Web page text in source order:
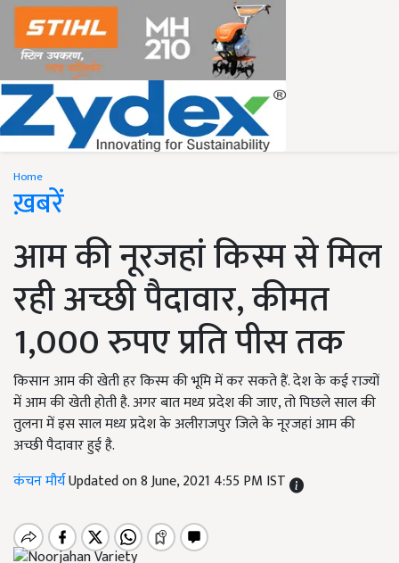
Home
ख़बरें
आम की नूरजहां किस्म से मिल
रही अच्छी पैदावार, कीमत
1,000 रुपए प्रति पीस तक
किसान आम की खेती हर किस्म की भूमि में कर सकते हैं. देश के कई राज्यों
में आम की खेती होती है. अगर बात मध्य प्रदेश की जाए, तो पिछले साल की
तुलना में इस साल मध्य प्रदेश के अलीराजपुर जिले के नूरजहां आम की
अच्छी पैदावार हुई है.
कंचन मौर्यUpdated on 8 June, 2021 4:55 PM IST